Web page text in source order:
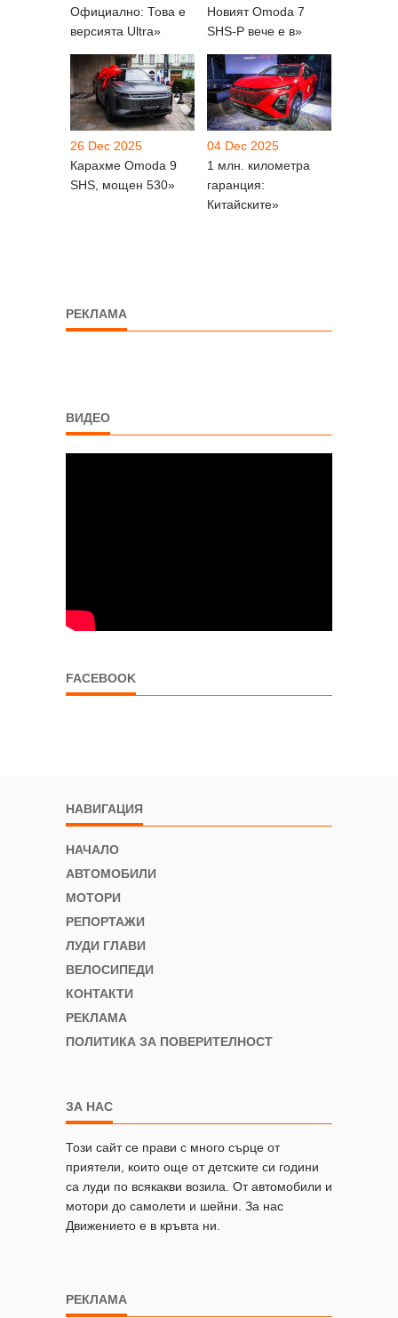
Официално: Това е
версията Ultra»
Новият Omoda 7
SHS-P вече е в»
26 Dec 2025
Карахме Omoda 9
SHS, мощен 530»
04 Dec 2025
1 млн. километра
гаранция:
Китайските»
РЕКЛАМА
ВИДЕО
FACEBOOK
НАВИГАЦИЯ
НАЧАЛО
АВТОМОБИЛИ
МОТОРИ
РЕПОРТАЖИ
ЛУДИ ГЛАВИ
ВЕЛОСИПЕДИ
КОНТАКТИ
РЕКЛАМА
ПОЛИТИКА ЗА ПОВЕРИТЕЛНОСТ
ЗА НАС
Този сайт се прави с много сърце от
приятели, които още от детските си години
са луди по всякакви возила. От автомобили и
мотори до самолети и шейни. За нас
Движението е в кръвта ни.
РЕКЛАМА